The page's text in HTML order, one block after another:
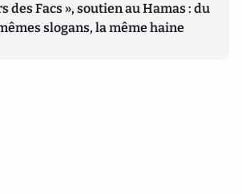
des Facs », soutien au Hamas : du
slogans, la même haine